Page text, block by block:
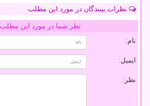
نظرات بینندگان در مورد این مطلب
نظر شما در مورد این مطلب
نام:
ایمیل:
نظر: